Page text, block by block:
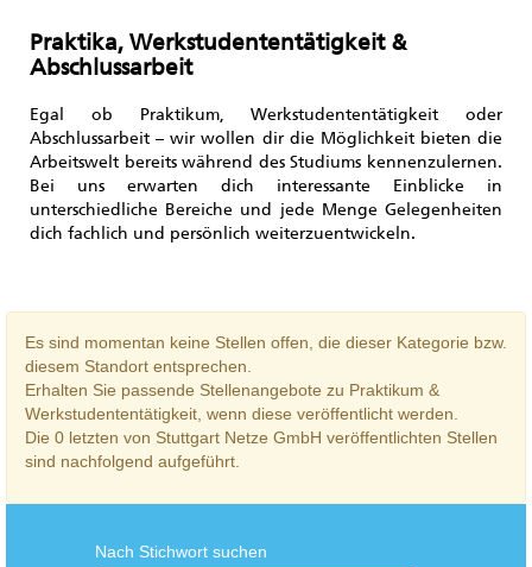
Praktika,
Werkstudententätigkeit
&
Praktika, Werkstudententätigkeit &
Abschlussarbeit
Egal ob Praktikum, Werkstudententätigkeit oder
Abschlussarbeit – wir wollen dir die Möglichkeit bieten die
Arbeitswelt bereits während des Studiums kennenzulernen.
Bei uns erwarten dich interessante Einblicke in
unterschiedliche Bereiche und jede Menge Gelegenheiten
dich fachlich und persönlich weiterzuentwickeln.
Es sind momentan keine Stellen offen, die dieser Kategorie bzw.
diesem Standort entsprechen.
Erhalten Sie passende Stellenangebote zu Praktikum &
Werkstudententätigkeit, wenn diese veröffentlicht werden.
Die 0 letzten von Stuttgart Netze GmbH veröffentlichten Stellen
sind nachfolgend aufgeführt.
Nach Stichwort suchen